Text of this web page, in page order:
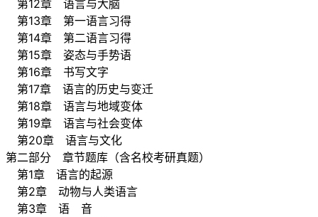
第12章 语言与大脑
第13章 第一语言习得
第14章 第二语言习得
第15章 姿态与手势语
第16章 书写文字
第17章 语言的历史与变迁
第18章 语言与地域变体
第19章 语言与社会变体
第20章 语言与文化
第二部分 章节题库（含名校考研真题）
第1章 语言的起源
第2章 动物与人类语言
第3章 语 音